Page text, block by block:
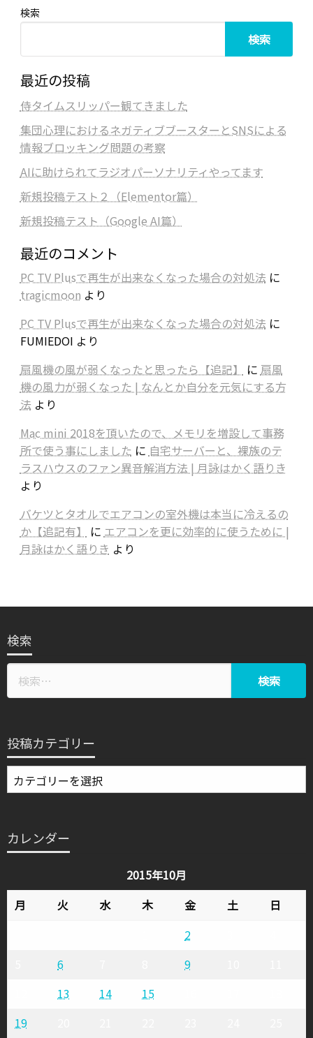
検索
検索
最近の投稿
侍タイムスリッパー観てきました
集団心理におけるネガティブブースターとSNSによる
情報ブロッキング問題の考察
AIに助けられてラジオパーソナリティやってます
新規投稿テスト２（Elementor篇）
新規投稿テスト（Google AI篇）
最近のコメント
PC TV Plusで再生が出来なくなった場合の対処法 に
tragicmoon より
PC TV Plusで再生が出来なくなった場合の対処法 に
FUMIEDOI より
扇風機の風が弱くなったと思ったら【追記】
に 扇風
機の風力が弱くなった | なんとか自分を元気にする方
法 より
Mac mini 2018を頂いたので、メモリを増設して事務
所で使う事にしました に 自宅サーバーと、裸族のテ
ラスハウスのファン異音解消方法 | 月詠はかく語りき
より
バケツとタオルでエアコンの室外機は本当に冷えるの
か【追記有】
に エアコンを更に効率的に使うために |
月詠はかく語りき より
検索
投稿カテゴリー
稿
ゴ
カレンダー
2015年10月
月
火 水 木 金 土
日
2
6 9
13 14 15
19